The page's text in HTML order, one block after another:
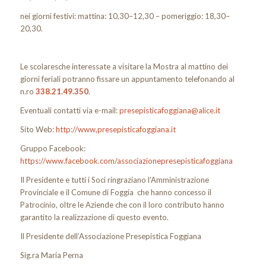
nei giorni festivi: mattina: 10,30–12,30 – pomeriggio: 18,30–
20,30.
Le scolaresche interessate a visitare la Mostra al mattino dei
giorni feriali potranno fissare un appuntamento telefonando al
n.ro 338.21.49.350.
Eventuali contatti via e-mail:presepisticafoggiana@alice.it
Sito Web:http://www,presepisticafoggiana.it
Gruppo Facebook:
https://www.facebook.com/associazionepresepisticafoggiana
Il Presidente e tutti i Soci ringraziano l’Amministrazione
Provinciale e il Comune di Foggia che hanno concesso il
Patrocinio, oltre le Aziende che con il loro contributo hanno
garantito la realizzazione di questo evento.
Il Presidente dell’Associazione Presepistica Foggiana
Sig.ra Maria Perna